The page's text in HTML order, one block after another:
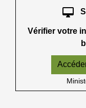
desktop_mac
Vérifier votre